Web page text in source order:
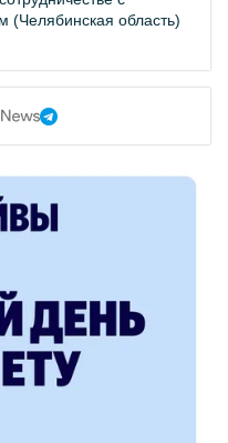
(Челябинская область)